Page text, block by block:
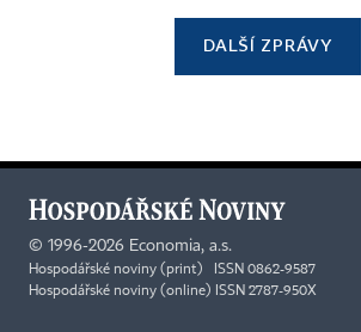
DALŠÍ ZPRÁVY
© 1996-2026 Economia, a.s.
Hospodářské noviny (print) ISSN 0862-9587
Hospodářské noviny (online) ISSN 2787-950X